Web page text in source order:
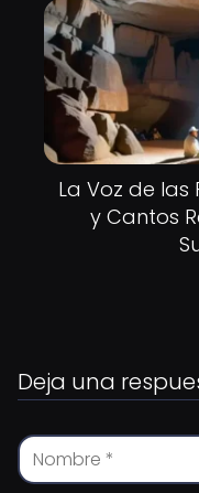
La Voz de
y Cantos
Deja una